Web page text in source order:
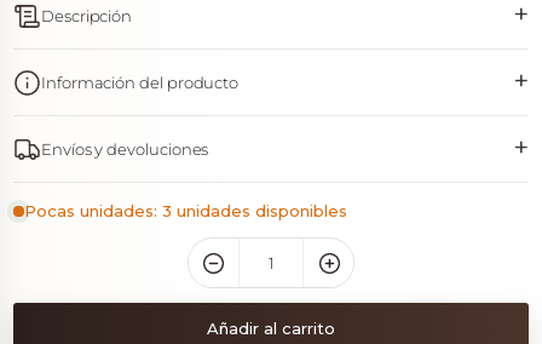
Descripción +
Información del producto +
Envíos y devoluciones +
Pocas unidades: 3 unidades disponibles
Añadir al carrito